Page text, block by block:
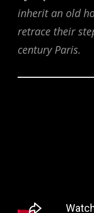
inherit an old
retrace their
century Paris.